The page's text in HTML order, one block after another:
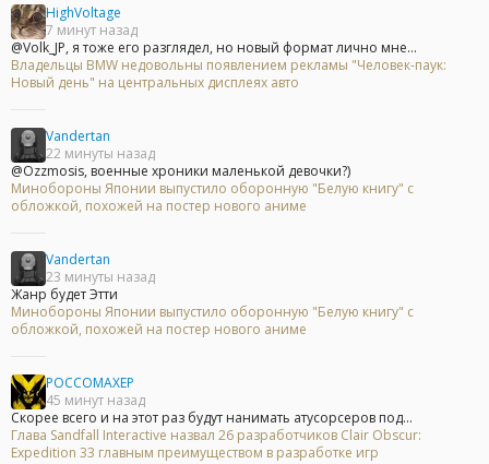
HighVoltage
7 минут назад
@Volk_JP, я тоже его разглядел, но новый формат лично мне...
Владельцы BMW недовольны появлением рекламы "Человек-паук:
Новый день" на центральных дисплеях авто
Vandertan
22 минуты назад
@Ozzmosis, военные хроники маленькой девочки?)
Минобороны Японии выпустило оборонную "Белую книгу" с
обложкой, похожей на постер нового аниме
Vandertan
23 минуты назад
Жанр будет Этти
Минобороны Японии выпустило оборонную "Белую книгу" с
обложкой, похожей на постер нового аниме
POCCOMAXEP
45 минут назад
Скорее всего и на этот раз будут нанимать атусорсеров под...
Глава Sandfall Interactive назвал 26 разработчиков Clair Obscur:
Expedition 33 главным преимуществом в разработке игр